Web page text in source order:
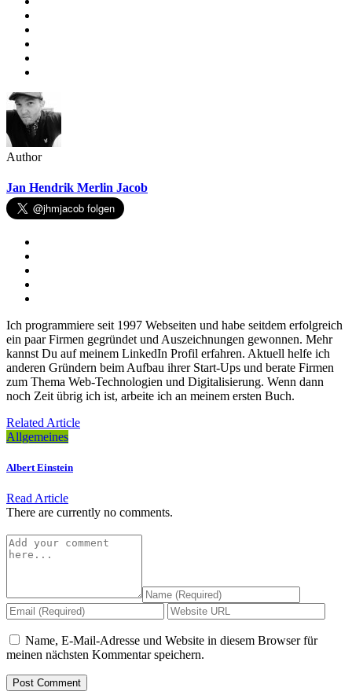
Author
Jan Hendrik Merlin Jacob
Ich programmiere seit 1997 Webseiten und habe seitdem erfolgreich
ein paar Firmen gegründet und Auszeichnungen gewonnen. Mehr
kannst Du auf meinem LinkedIn Profil erfahren. Aktuell helfe ich
anderen Gründern beim Aufbau ihrer Start-Ups und berate Firmen
zum Thema Web-Technologien und Digitalisierung. Wenn dann
noch Zeit übrig ich ist, arbeite ich an meinem ersten Buch.
Related Article
Allgemeines
Albert Einstein
Read Article
There are currently no comments.
Name, E-Mail-Adresse und Website in diesem Browser für
meinen nächsten Kommentar speichern.